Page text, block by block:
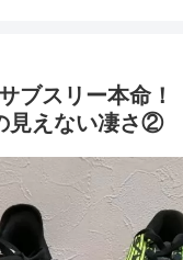
ブスリー本命！
見えない凄さ②